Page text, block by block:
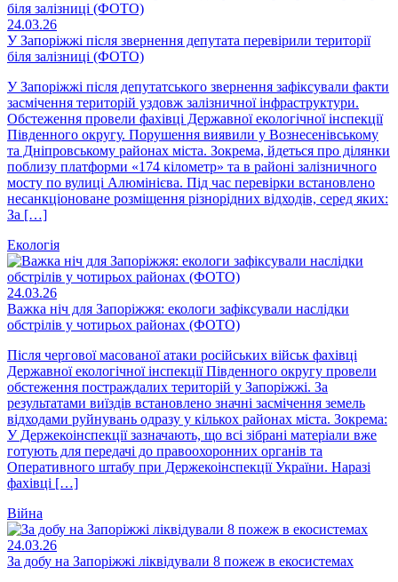
24.03.26
У Запоріжжі після звернення депутата перевірили території
біля залізниці (ФОТО)
У Запоріжжі після депутатського звернення зафіксували факти
засмічення територій уздовж залізничної інфраструктури.
Обстеження провели фахівці Державної екологічної інспекції
Південного округу. Порушення виявили у Вознесенівському
та Дніпровському районах міста. Зокрема, йдеться про ділянки
поблизу платформи «174 кілометр» та в районі залізничного
мосту по вулиці Алюмінієва. Під час перевірки встановлено
несанкціоноване розміщення різнорідних відходів, серед яких:
За […]
Екологія
24.03.26
Важка ніч для Запоріжжя: екологи зафіксували наслідки
обстрілів у чотирьох районах (ФОТО)
Після чергової масованої атаки російських військ фахівці
Державної екологічної інспекції Південного округу провели
обстеження постраждалих територій у Запоріжжі. За
результатами виїздів встановлено значні засмічення земель
відходами руйнувань одразу у кількох районах міста. Зокрема:
У Держекоінспекції зазначають, що всі зібрані матеріали вже
готують для передачі до правоохоронних органів та
Оперативного штабу при Держекоінспекції України. Наразі
фахівці […]
Війна
24.03.26
За добу на Запоріжжі ліквідували 8 пожеж в екосистемах